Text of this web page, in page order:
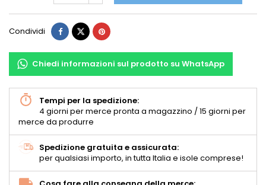
Condividi
Chiedi informazioni sul prodotto su WhatsApp
Tempi per la spedizione:
4 giorni per merce pronta a magazzino / 15 giorni per
merce da produrre
Spedizione gratuita e assicurata:
per qualsiasi importo, in tutta Italia e isole comprese!